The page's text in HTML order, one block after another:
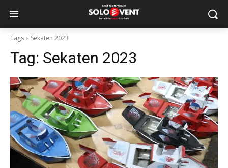
Tags Sekaten 2023
Tag: Sekaten 2023